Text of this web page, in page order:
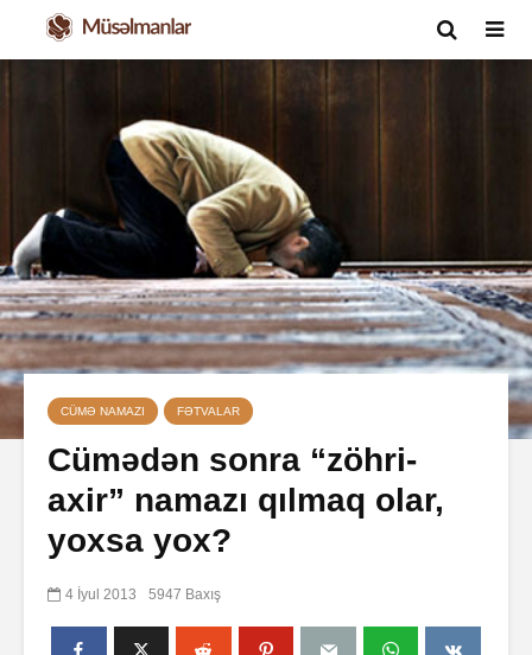
CÜMƏ NAMAZI FƏTVALAR
Cümədən sonra “zöhri-
axir” namazı qılmaq olar,
yoxsa yox?
4 İyul 2013 5947 Baxış